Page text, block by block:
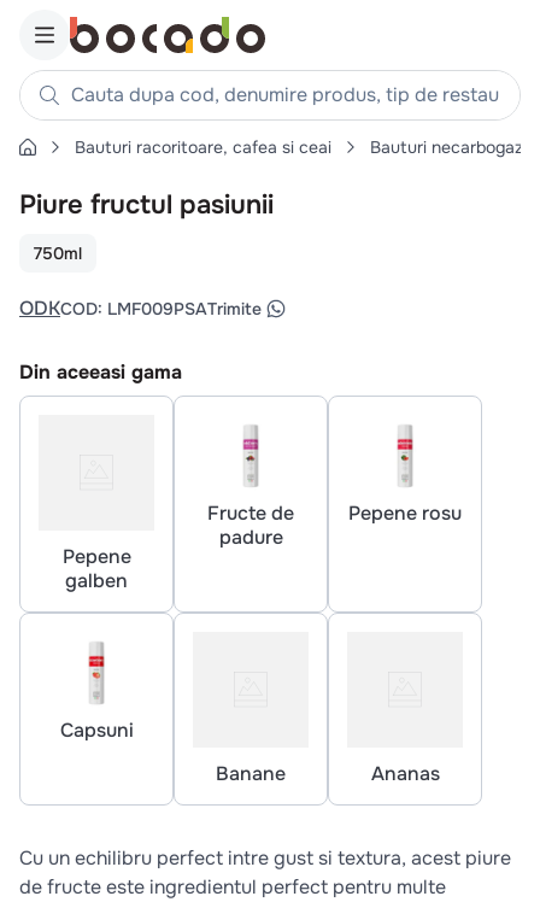
Cauta dupa cod, denumire produs, tip de restaurant,
Căutări populare
1. cartofi
. piept pui
4. chifle
5 .
6. coaste
pizza
Bauturi racoritoare, cafea si ceai Bauturi
Piure fructul pasiunii
750ml
ODKCOD: LMF009PSATrimite
Din aceeasi gama
Pepene
galben
Fructe de
padure
Pepene rosu
Capsuni
Banane
Ananas
Cu un echilibru perfect intre gust si textura, acest piure
de fructe este ingredientul perfect pentru multe